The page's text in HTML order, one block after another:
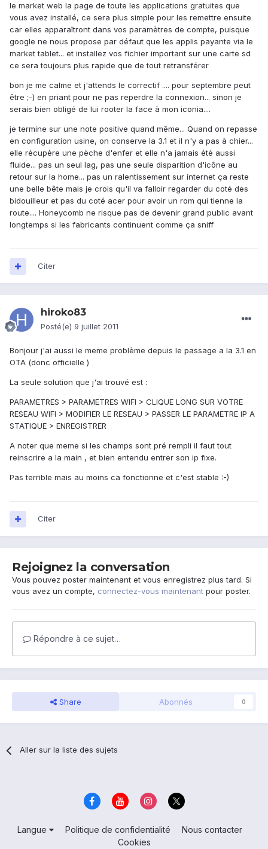
le market web la page de toute les applications gratuites que
vous avez installé, ce sera plus simple pour les remettre ensuite
car elles apparaîtront dans vos paramètres de compte, puisque
google ne nous propose par défaut que les applis payante via le
market tablet... et installez vos fichier important sur une carte sd
ce sera toujours plus rapide que de tout retransférer
bon je me calme et j'attends le correctif .... pour septembre peut
être ;-) en priant pour ne pas reperdre la connexion... sinon je
serais bien obligé de lui rooter la face à mon iconia....
je termine sur une note positive quand même... Quand on repasse
en configuration usine, on conserve la 3.1 et il n'y a pas à chier...
elle récupère une pèche d'enfer et elle n'a jamais été aussi
fluide... pas un seul lag, pas une seule disparition d'icône au
retour sur la home... pas un ralentissement sur internet ça reste
une belle bête mais je crois qu'il va falloir regarder du coté des
bidouilleur et pas du coté acer pour avoir un rom qui tienne la
route.... Honeycomb ne risque pas de devenir grand public avant
longtemps si les fabricants continuent comme ça sniff
Citer
hiroko83
Posté(e) 9 juillet 2011
Bonjour j'ai aussi le meme problème depuis le passage a la 3.1 en
OTA (donc officielle )
La seule solution que j'ai trouvé est :
PARAMETRES > PARAMETRES WIFI > CLIQUE LONG SUR VOTRE
RESEAU WIFI > MODIFIER LE RESEAU > PASSER LE PARAMETRE IP A
STATIQUE > ENREGISTRER
A noter que meme si les champs sont pré rempli il faut tout
reinscrire a la main , et bien entendu entrer son ip fixe.
Pas terrible mais au moins ca fonctionne et c'est stable :-)
Citer
Rejoignez la conversation
Vous pouvez poster maintenant et vous enregistrez plus tard. Si
vous avez un compte, connectez-vous maintenant pour poster.
Répondre à ce sujet…
Share Abonnés 0
Aller sur la liste des sujets
Langue Politique de confidentialité
Nous contacter
Cookies